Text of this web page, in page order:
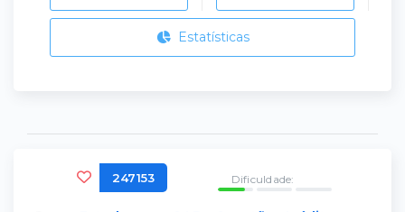
Estatísticas
247153 Dificuldade: